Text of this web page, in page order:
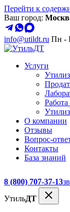
Перейти к
Ваш город:
info@utildt.ru Пн -
Услуги
Работа
О компании
Отзывы
Вопрос-
Контакты
База знаний
8 (800) 707-37-13
УтильДТ